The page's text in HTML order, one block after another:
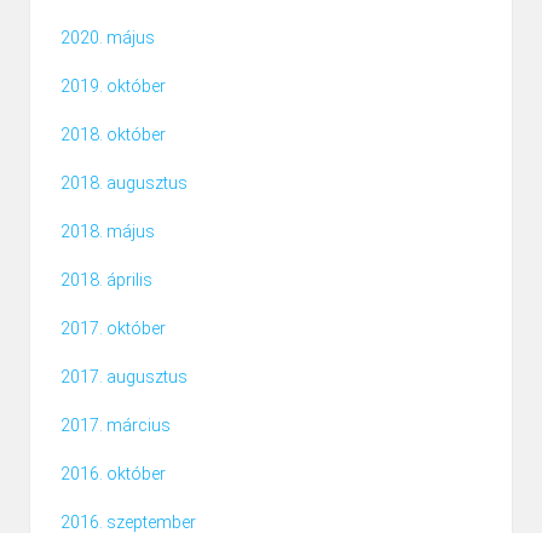
2020. május
2019. október
2018. október
2018. augusztus
2018. május
2018. április
2017. október
2017. augusztus
2017. március
2016. október
2016. szeptember